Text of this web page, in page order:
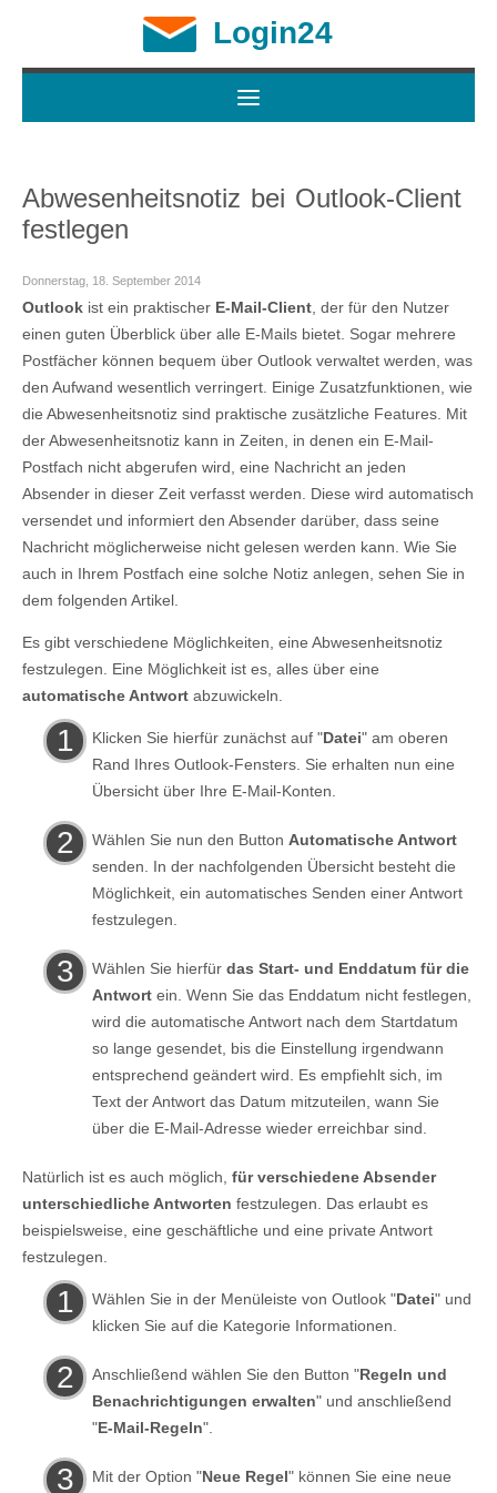
Login24
Abwesenheitsnotiz bei Outlook-Client
festlegen
Donnerstag, 18. September 2014
Outlook ist ein praktischer E-Mail-Client , der für den Nutzer
einen guten Überblick über alle E-Mails bietet. Sogar mehrere
Postfächer können bequem über Outlook verwaltet werden, was
den Aufwand wesentlich verringert. Einige Zusatzfunktionen, wie
die Abwesenheitsnotiz sind praktische zusätzliche Features. Mit
der Abwesenheitsnotiz kann in Zeiten, in denen ein E-Mail-
Postfach nicht abgerufen wird, eine Nachricht an jeden
Absender in dieser Zeit verfasst werden. Diese wird automatisch
versendet und informiert den Absender darüber, dass seine
Nachricht möglicherweise nicht gelesen werden kann. Wie Sie
auch in Ihrem Postfach eine solche Notiz anlegen, sehen Sie in
dem folgenden Artikel.
Es gibt verschiedene Möglichkeiten, eine Abwesenheitsnotiz
festzulegen. Eine Möglichkeit ist es, alles über eine
automatische Antwort abzuwickeln.
Klicken Sie hierfür zunächst auf "Datei" am oberen
Rand Ihres Outlook-Fensters. Sie erhalten nun eine
Übersicht über Ihre E-Mail-Konten.
Wählen Sie nun den Button Automatische Antwort
senden. In der nachfolgenden Übersicht besteht die
Möglichkeit, ein automatisches Senden einer Antwort
festzulegen.
Wählen Sie hierfür das Start- und Enddatum für die
Antwort ein. Wenn Sie das Enddatum nicht festlegen,
wird die automatische Antwort nach dem Startdatum
so lange gesendet, bis die Einstellung irgendwann
entsprechend geändert wird. Es empfiehlt sich, im
Text der Antwort das Datum mitzuteilen, wann Sie
über die E-Mail-Adresse wieder erreichbar sind.
Natürlich ist es auch möglich, für verschiedene Absender
unterschiedliche Antworten festzulegen. Das erlaubt es
beispielsweise, eine geschäftliche und eine private Antwort
festzulegen.
Wählen Sie in der Menüleiste von Outlook "Datei" und
klicken Sie auf die Kategorie Informationen.
Anschließend wählen Sie den Button "Regeln und
Benachrichtigungen erwalten" und anschließend
"E-Mail-Regeln".
Mit der Option "Neue Regel" können Sie eine neue